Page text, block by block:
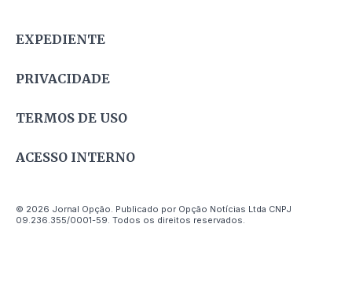
EXPEDIENTE
PRIVACIDADE
TERMOS DE USO
ACESSO INTERNO
© 2026 Jornal Opção. Publicado por Opção Notícias Ltda CNPJ
09.236.355/0001-59. Todos os direitos reservados.